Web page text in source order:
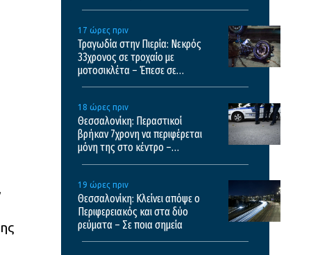
17 ώρες πριν
Τραγωδία στην Πιερία: Νεκρός
33χρονος σε τροχαίο με
μοτοσικλέτα – Έπεσε σε
18 ώρες πριν
Θεσσαλονίκη: Περαστικοί
βρήκαν 7χρονη να περιφέρεται
μόνη της στο κέντρο –
19 ώρες πριν
Θεσσαλονίκη: Κλείνει απόψε ο
Περιφερειακός και στα δύο
ρεύματα – Σε ποια σημεία